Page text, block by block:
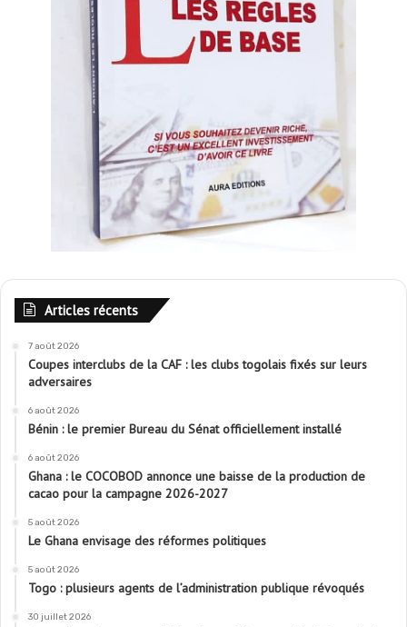
Articles récents
7 août 2026
Coupes interclubs de la CAF : les clubs togolais fixés sur leurs
adversaires
6 août 2026
Bénin : le premier Bureau du Sénat officiellement installé
6 août 2026
Ghana : le COCOBOD annonce une baisse de la production de
cacao pour la campagne 2026-2027
5 août 2026
Le Ghana envisage des réformes politiques
5 août 2026
Togo : plusieurs agents de l’administration publique révoqués
30 juillet 2026